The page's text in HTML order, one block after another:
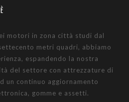
motori in zona città studi dal
metri quadri, abbiamo
espandendo la nostra
del settore con attrezzature di
un continuo aggiornamento
gomme e assetti.